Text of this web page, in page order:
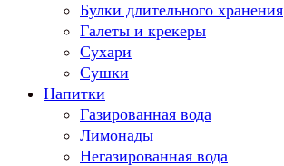
Булки длительного хранения
Галеты и крекеры
Сухари
Сушки
Напитки
Газированная вода
Лимонады
Негазированная вода